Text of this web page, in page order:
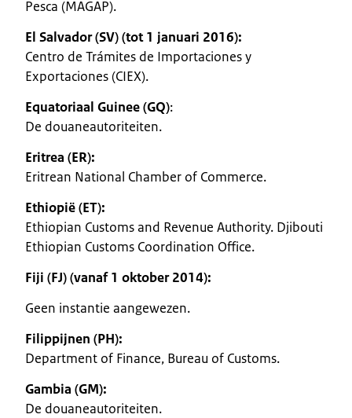
Pesca (MAGAP).
El Salvador (SV) (tot 1 januari 2016):
Centro de Trámites de Importaciones y
Exportaciones (CIEX).
Equatoriaal Guinee (GQ):
De douaneautoriteiten.
Eritrea (ER):
Eritrean National Chamber of Commerce.
Ethiopië (ET):
Ethiopian Customs and Revenue Authority. Djibouti
Ethiopian Customs Coordination Office.
Fiji (FJ) (vanaf 1 oktober 2014):
Geen instantie aangewezen.
Filippijnen (PH):
Department of Finance, Bureau of Customs.
Gambia (GM):
De douaneautoriteiten.